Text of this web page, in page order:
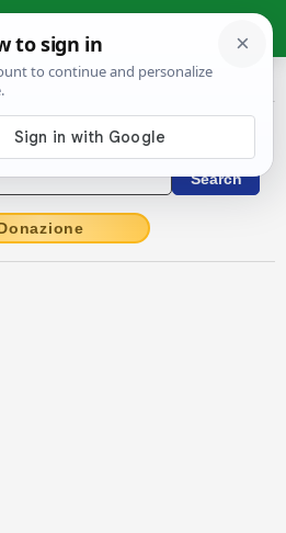
Latin Dictionary